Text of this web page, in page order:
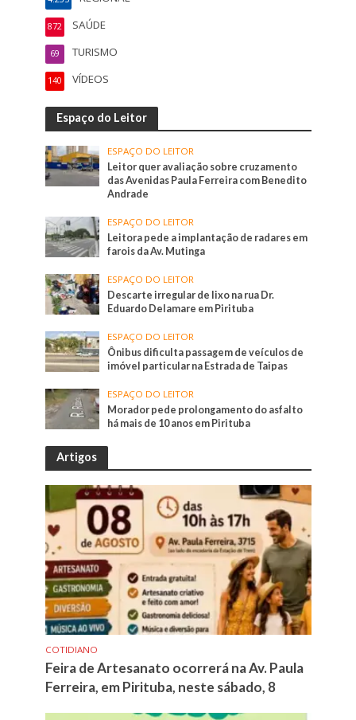
SAÚDE
872
TURISMO
69
VÍDEOS
140
Espaço do Leitor
ESPAÇO DO LEITOR
Leitor quer avaliação sobre cruzamento
das Avenidas Paula Ferreira com Benedito
Andrade
ESPAÇO DO LEITOR
Leitora pede a implantação de radares em
farois da Av. Mutinga
ESPAÇO DO LEITOR
Descarte irregular de lixo na rua Dr.
Eduardo Delamare em Pirituba
ESPAÇO DO LEITOR
Ônibus dificulta passagem de veículos de
imóvel particular na Estrada de Taipas
ESPAÇO DO LEITOR
Morador pede prolongamento do asfalto
há mais de 10 anos em Pirituba
Artigos
COTIDIANO
Feira de Artesanato ocorrerá na Av. Paula
Ferreira, em Pirituba, neste sábado, 8